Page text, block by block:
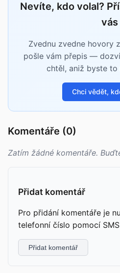
Nevíte, kdo volal?
vás
Zvednu zvedne hovory
pošle vám přepis —
chtěl, aniž byste to
Chci vědět,
Komentáře (0)
Zatím žádné komentáře.
Přidat komentář
Pro přidání komentáře je
telefonní číslo pomocí
Přidat komentář